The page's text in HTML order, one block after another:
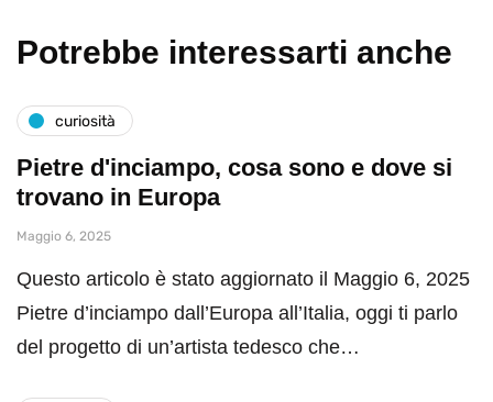
Potrebbe interessarti anche
curiosità
Pietre d'inciampo, cosa sono e dove si
trovano in Europa
Maggio 6, 2025
Questo articolo è stato aggiornato il Maggio 6, 2025
Pietre d’inciampo dall’Europa all’Italia, oggi ti parlo
del progetto di un’artista tedesco che…